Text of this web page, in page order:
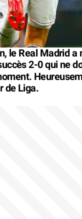
le Real Madrid
2-0 qui ne
de Liga.